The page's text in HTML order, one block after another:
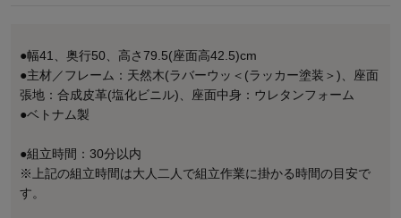
●幅41、奥行50、高さ79.5(座面高42.5)cm
●主材／フレーム：天然木(ラバーウッ＜(ラッカー塗装＞)、座面
張地：合成皮革(塩化ビニル)、座面中身：ウレタンフォーム
●ベトナム製
●組立時間：30分以内
※上記の組立時間は大人二人で組立作業に掛かる時間の目安で
す。